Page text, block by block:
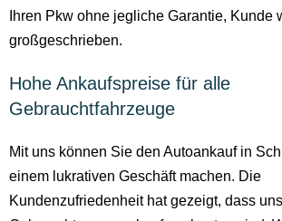
Ihren Pkw ohne jegliche Garantie, Kunde
großgeschrieben.
Hohe Ankaufspreise für alle
Gebrauchtfahrzeuge
Mit uns können Sie den Autoankauf in
einem lukrativen Geschäft machen. Die
Kundenzufriedenheit hat gezeigt, dass